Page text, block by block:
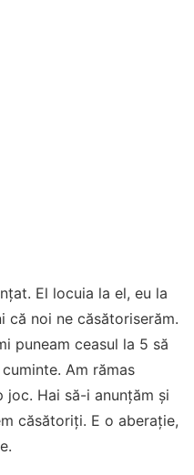
El locuia la el, eu la
că noi ne căsătoriserăm.
puneam ceasul la 5 să
Am rămas
Hai să-i anunțăm și
căsătoriți. E o aberație,